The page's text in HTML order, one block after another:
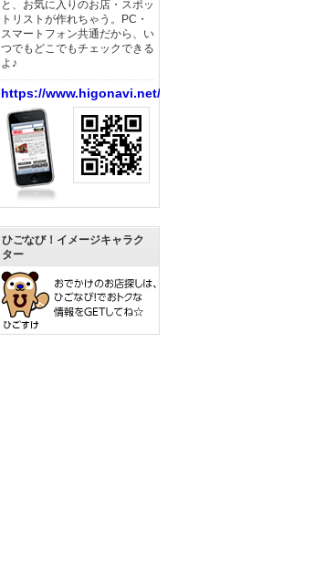
と、お気に入りのお店・スポッ
トリストが作れちゃう。PC・
スマートフォン共通だから、い
つでもどこでもチェックできる
よ♪
https://www.higonavi.net/
ひごなび！イメージキャラク
ター